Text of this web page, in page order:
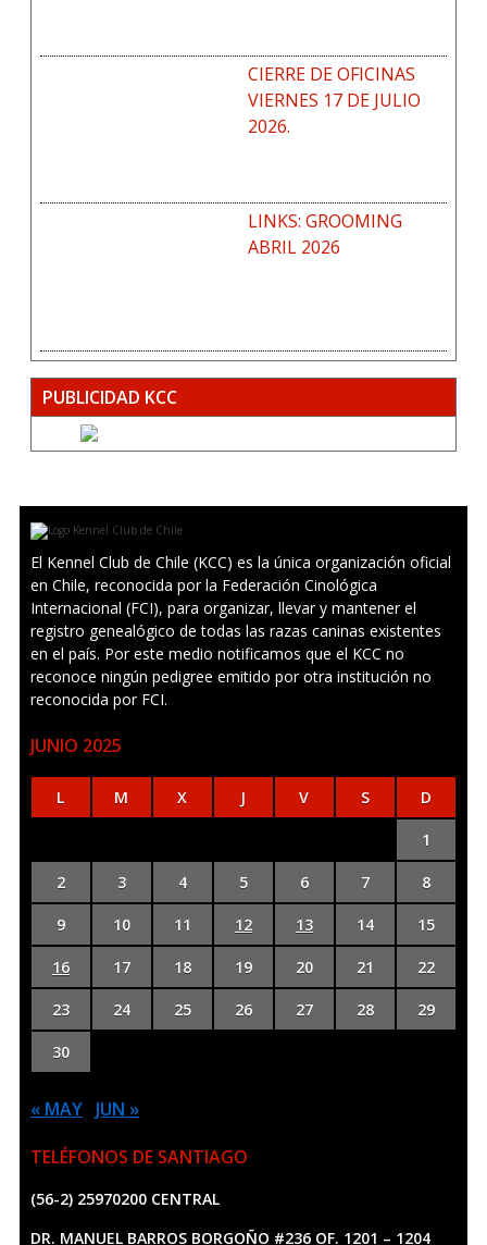
CIERRE DE OFICINAS
VIERNES 17 DE JULIO
2026.
LINKS: GROOMING
ABRIL 2026
PUBLICIDAD KCC
El Kennel Club de Chile (KCC) es la única organización oficial
en Chile, reconocida por la Federación Cinológica
Internacional (FCI), para organizar, llevar y mantener el
registro genealógico de todas las razas caninas existentes
en el país. Por este medio notificamos que el KCC no
reconoce ningún pedigree emitido por otra institución no
reconocida por FCI.
JUNIO 2025
L M X J V S D
1
2 3 4 5 6 7 8
9 10 11 12 13 14 15
16 17 18 19 20 21 22
23 24 25 26 27 28 29
30
« MAY JUN »
TELÉFONOS DE SANTIAGO
(56-2) 25970200 CENTRAL
DR. MANUEL BARROS BORGOÑO #236 OF. 1201 – 1204